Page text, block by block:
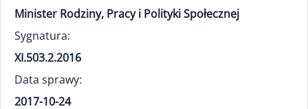
Minister Rodziny, Pracy i Polityki Społecznej
Sygnatura:
XI.503.2.2016
Data sprawy:
2017-10-24